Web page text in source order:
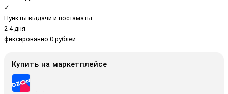
✓
Пункты выдачи и постаматы
2-4 дня
фиксированно 0 рублей
Купить на маркетплейсе